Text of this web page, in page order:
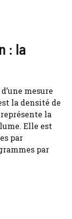
: la
mesure
la densité de
la
Elle est
par
par